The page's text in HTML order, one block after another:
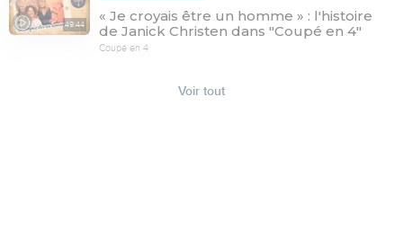
49:44
« Je croyais être un homme » : l'histoire
de Janick Christen dans "Coupé en 4"
Coupé en 4
Voir tout